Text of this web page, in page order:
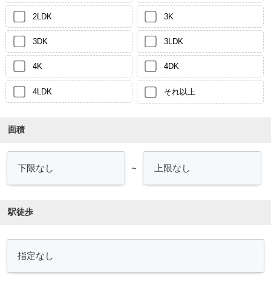
2LDK 3K
3DK 3LDK
4K 4DK
4LDK それ以上
面積
～
駅徒歩